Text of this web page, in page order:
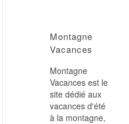
Montagne
Vacances
Montagne
Vacances est le
site dédié aux
vacances d'été
à la montagne,